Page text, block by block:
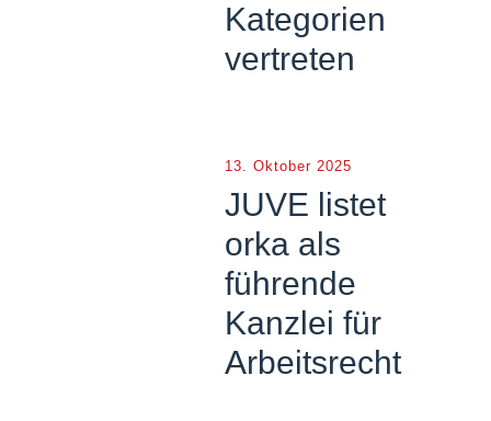
Kategorien
vertreten
13. Oktober 2025
JUVE listet
orka als
führende
Kanzlei für
Arbeitsrecht